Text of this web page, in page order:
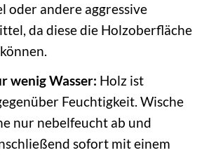
oder andere aggressive
da diese die Holzoberfläche
wenig Wasser: Holz ist
Feuchtigkeit. Wische
nur nebelfeucht ab und
sofort mit einem